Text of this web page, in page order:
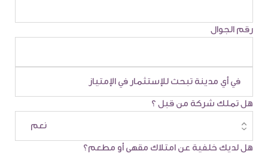
رقم الجوال
هل تملك شركة من قبل ؟
هل لديك خلفية عن امتلاك مقهى أو مطعم؟